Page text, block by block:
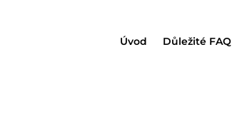
Úvod Důležité FAQ